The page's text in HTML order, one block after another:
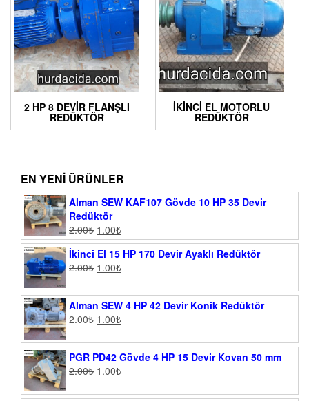
2 HP 8 DEVIR FLANŞLI
REDÜKTÖR
İKINCI EL MOTORLU
REDÜKTÖR
EN YENI ÜRÜNLER
Alman SEW KAF107 Gövde 10 HP 35 Devir
Redüktör
2.00₺ 1.00₺
İkinci El 15 HP 170 Devir Ayaklı Redüktör
2.00₺ 1.00₺
Alman SEW 4 HP 42 Devir Konik Redüktör
2.00₺ 1.00₺
PGR PD42 Gövde 4 HP 15 Devir Kovan 50 mm
2.00₺ 1.00₺